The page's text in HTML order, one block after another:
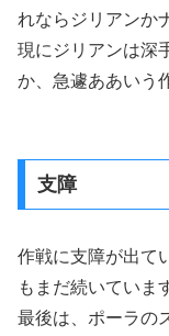
れならジリアンか
現にジリアンは深
か、急遽ああいう
支障
作戦に支障が出て
もまだ続いていま
最後は、ポーラの